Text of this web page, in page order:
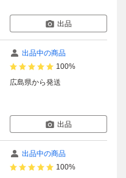
出品
出品中の商品
100%
広島県から発送
出品
出品中の商品
100%